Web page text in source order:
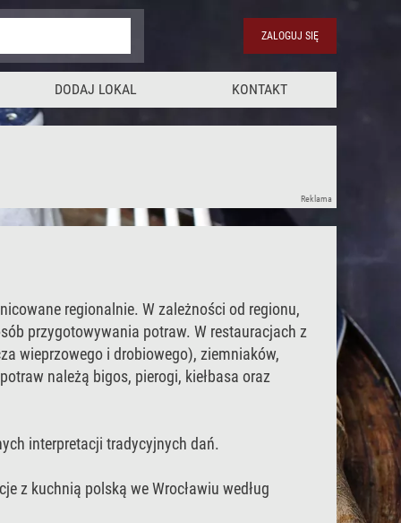
ZALOGUJ SIĘ
DODAJ LOKAL KONTAKT
Reklama
regionalnie. W zależności od regionu,
przygotowywania potraw. W restauracjach z
wieprzowego i drobiowego), ziemniaków,
należą bigos, pierogi, kiełbasa oraz
interpretacji tradycyjnych dań.
z kuchnią polską we Wrocławiu według